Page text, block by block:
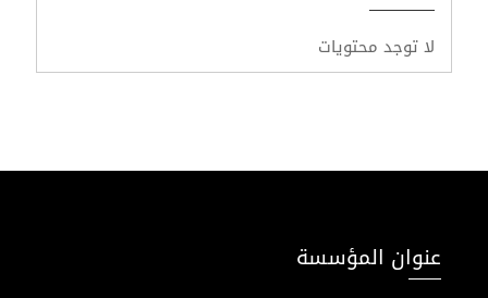
لا توجد محتويات
عنوان المؤسسة